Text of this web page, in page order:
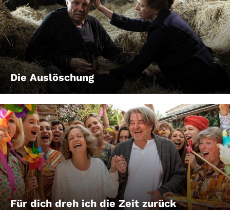
Die Auslöschung
Für dich dreh ich die Zeit zurück